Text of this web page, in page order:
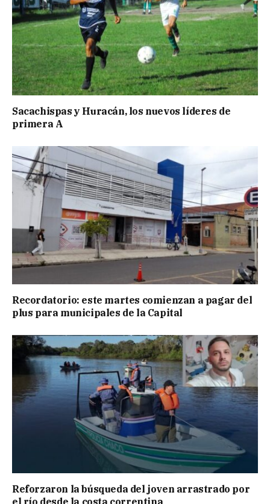
Sacachispas y Huracán, los nuevos líderes de
primera A
Recordatorio: este martes comienzan a pagar del
plus para municipales de la Capital
Reforzaron la búsqueda del joven arrastrado por